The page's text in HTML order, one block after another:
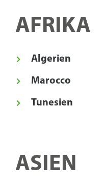
AFRIKA
Algerien
Marocco
Tunesien
ASIEN